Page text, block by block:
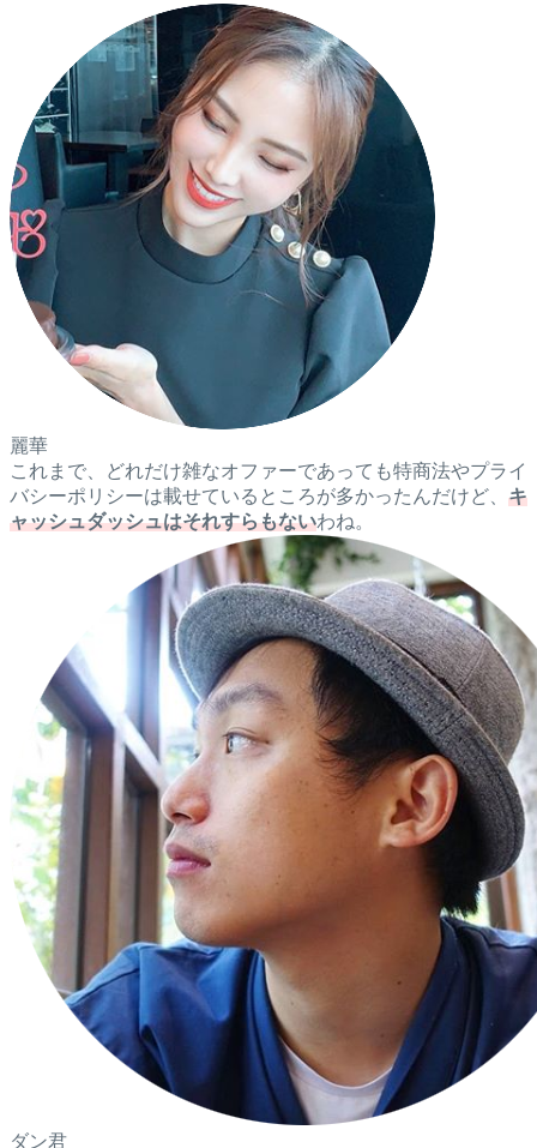
麗華
これまで、どれだけ雑なオファーであっても特商法やプライ
バシーポリシーは載せているところが多かったんだけど、 キ
ャッシュダッシュはそれすらもないわね。
ダン君